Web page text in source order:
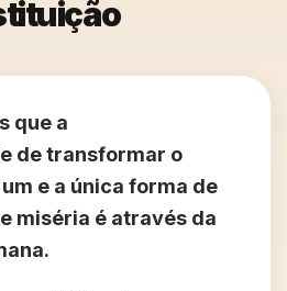
que a
de transformar o
e a única forma de
miséria é através da